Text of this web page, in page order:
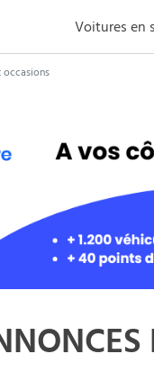
Voitures en
occasions